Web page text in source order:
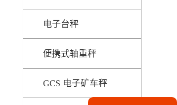
电子台秤
便携式轴重秤
GCS 电子矿车秤